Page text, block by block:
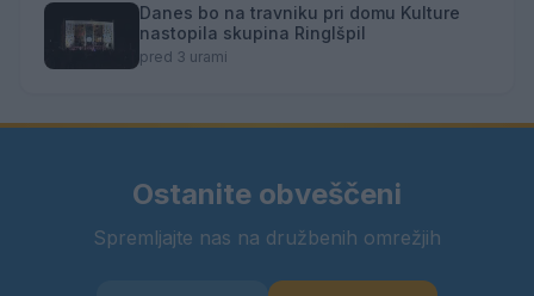
Danes bo na travniku pri domu Kulture
nastopila skupina Ringlšpil
pred 3 urami
Ostanite obveščeni
Spremljajte nas na družbenih omrežjih